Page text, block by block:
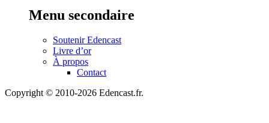
Menu secondaire
Soutenir Edencast
Livre d’or
À propos
Contact
Copyright © 2010-2026 Edencast.fr.